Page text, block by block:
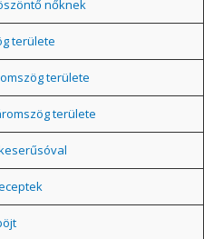
nőknek
területe
területe
területe